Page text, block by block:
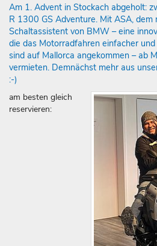
Am 1. Advent in Stockach abgeholt:
R 1300 GS Adventure. Mit ASA, dem
Schaltassistent von BMW – eine
die das Motorradfahren einfacher
sind auf Mallorca angekommen – ab
vermieten. Demnächst mehr aus
:-)
am besten gleich
reservieren: